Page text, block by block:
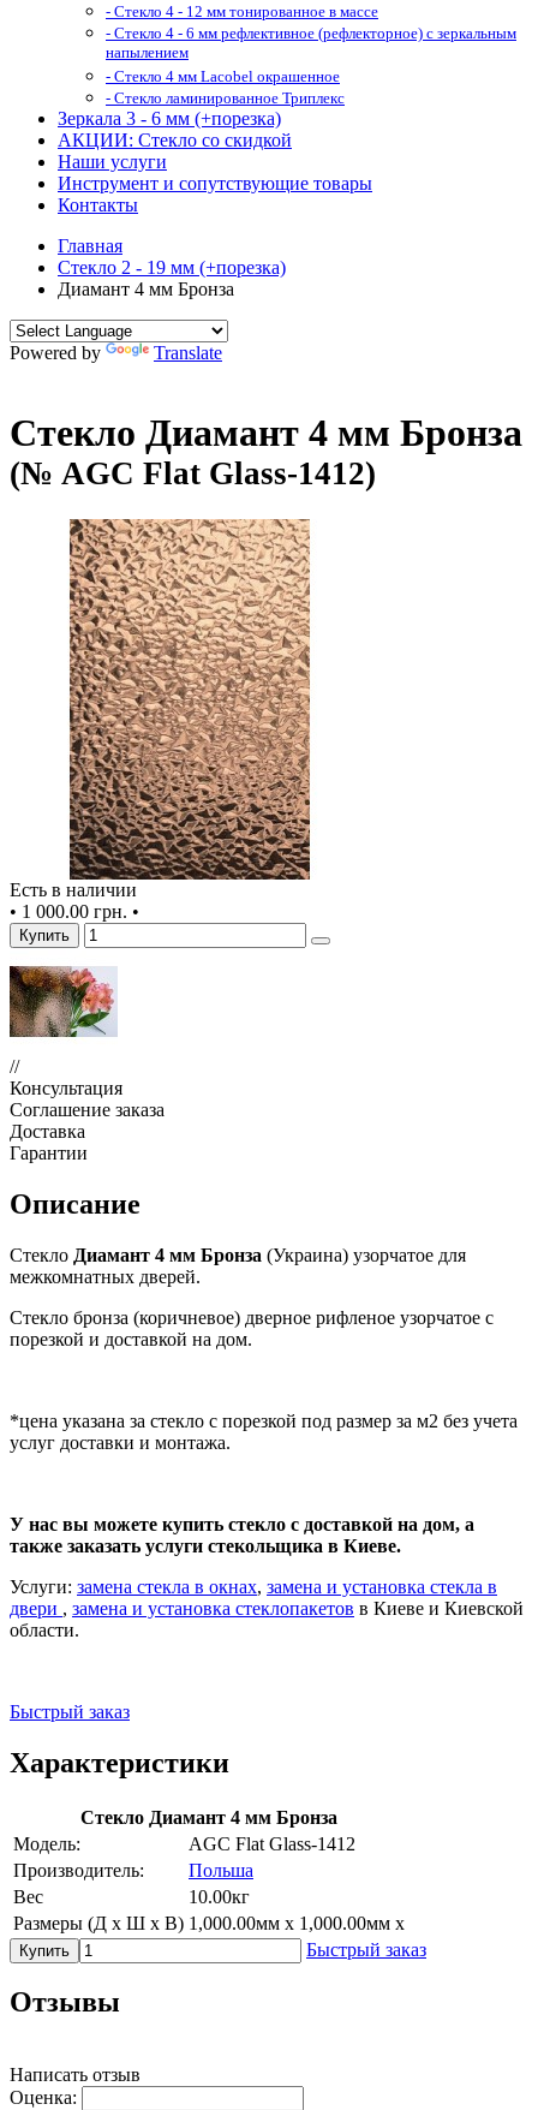
- Стекло 4 - 12 мм тонированное в массе
- Стекло 4 - 6 мм рефлективное (рефлекторное) с зеркальным
напылением
- Стекло 4 мм Lacobel окрашенное
- Стекло ламинированное Триплекс
Зеркала 3 - 6 мм (+порезка)
АКЦИИ: Стекло со скидкой
Наши услуги
Инструмент и сопутствующие товары
Контакты
Главная
Стекло 2 - 19 мм (+порезка)
Диамант 4 мм Бронза
Powered by Translate
Стекло Диамант 4 мм Бронза
(№ AGC Flat Glass-1412)
Есть в наличии
• 1 000.00 грн. •
Купить
//
Консультация
Соглашение заказа
Доставка
Гарантии
Описание
Стекло Диамант 4 мм Бронза (Украина) узорчатое для
межкомнатных дверей.
Стекло бронза (коричневое) дверное рифленое узорчатое с
порезкой и доставкой на дом.
*цена указана за стекло с порезкой под размер за м2 без учета
услуг доставки и монтажа.
У нас вы можете купить стекло с доставкой на дом, а
также заказать услуги стекольщика в Киеве.
Услуги: замена стекла в окнах, замена и установка стекла в
двери , замена и установка стеклопакетов в Киеве и Киевской
области.
Быстрый заказ
Характеристики
Стекло Диамант 4 мм Бронза
Модель:
AGC Flat Glass-1412
Производитель:
Польша
Вес
10.00кг
Размеры (Д х Ш х В) 1,000.00мм x 1,000.00мм x
Купить Быстрый заказ
Отзывы
Написать отзыв
Оценка: